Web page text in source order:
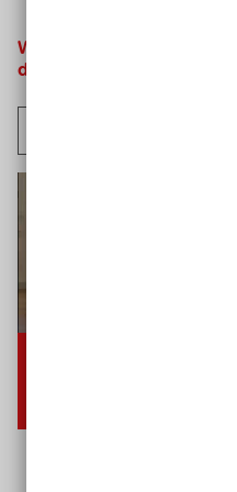
Wähle ein Bundesland
dazugehörige Video an